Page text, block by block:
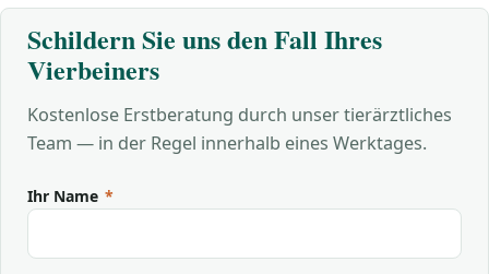
Schildern Sie uns den Fall Ihres
Vierbeiners
Kostenlose Erstberatung durch unser tierärztliches
Team — in der Regel innerhalb eines Werktages.
Ihr Name *